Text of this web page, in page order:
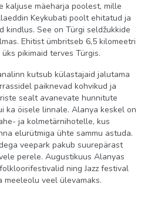
nädalas
tasuline
kaljuse mäeharja poolest, mille
Keykubati poolt ehitatud ja
kindlus. See on Türgi seldžukkide
Ehitist ümbritseb 6,5 kilomeetri
pikimaid terves Türgis.
kutsub külastajaid jalutama
paiknevad kohvikud ja
sealt avanevate hunnitute
ka öisele linnale. Alanya keskel on
ja kolmetärnihotelle, kus
elurütmiga ühte sammu astuda.
veepark pakub suurepärast
perele. Augustikuus Alanyas
ning Jazz festival
meeleolu veel ülevamaks.